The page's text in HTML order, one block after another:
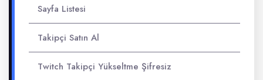
Sayfa Listesi
Takipçi Satın Al
Twitch Takipçi Yükseltme Şifresiz